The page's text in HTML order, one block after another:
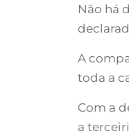
Não há
A
toda a
Com a
a